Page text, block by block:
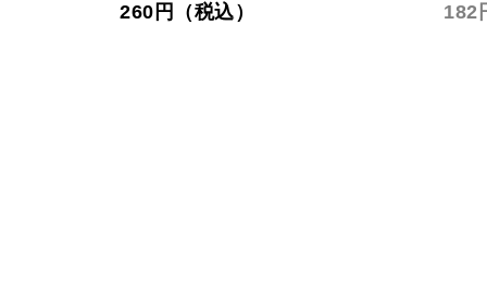
260円（税込） 182